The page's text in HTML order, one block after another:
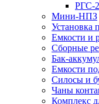
РГС-
Мини-НПЗ
Установка
Емкости и
Сборные
Бак-
Емкости
Силосы и
Чаны
Комплекс